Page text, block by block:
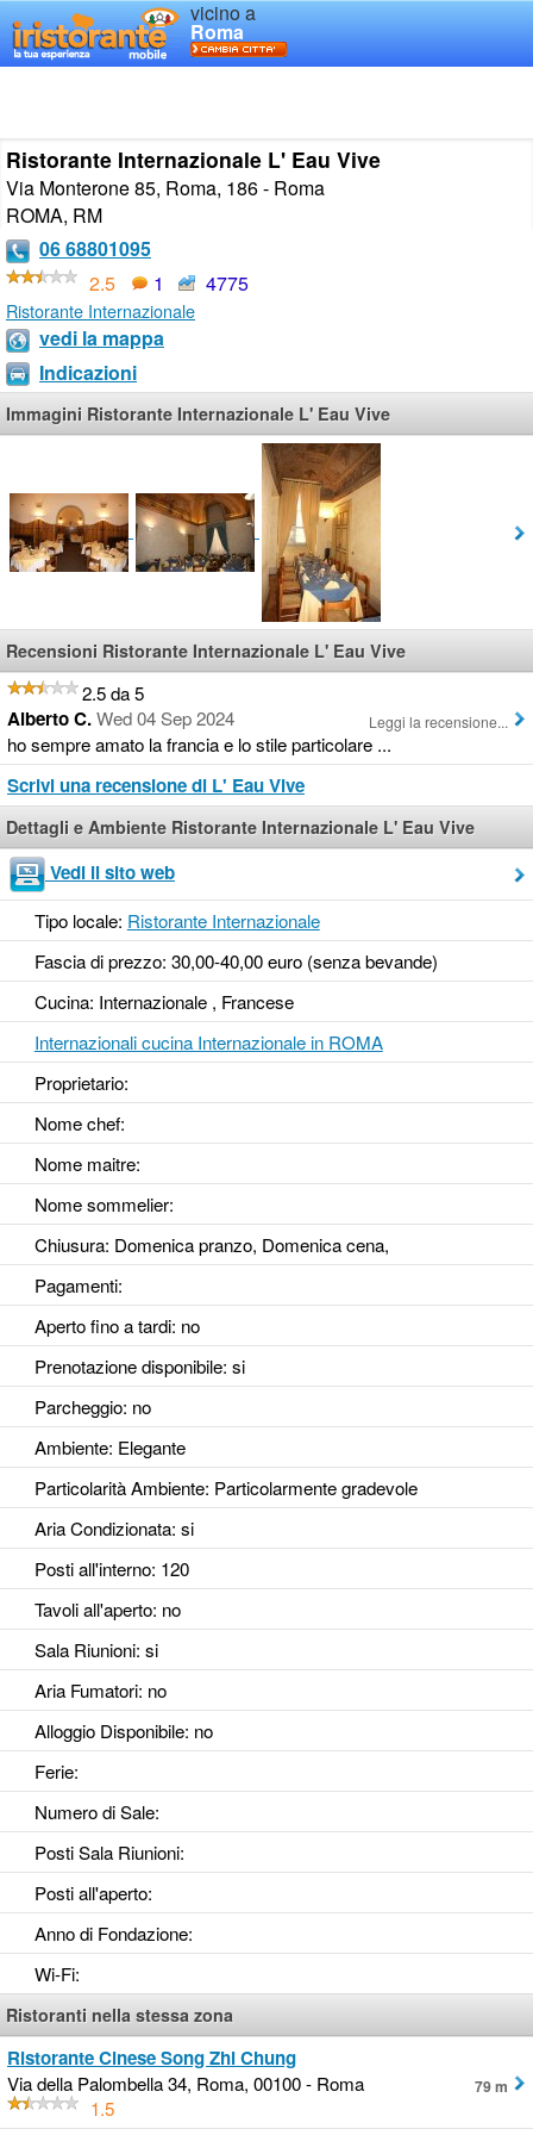
vicino a
Roma
Ristorante Internazionale L' Eau Vive
Via Monterone 85, Roma, 186 - Roma
ROMA, RM
06 68801095
2.5
1 4775
Ristorante Internazionale
vedi la mappa
Indicazioni
Immagini Ristorante Internazionale L' Eau Vive
Recensioni Ristorante Internazionale L' Eau Vive
2.5 da 5
Alberto C.Wed 04 Sep 2024
ho sempre amato la francia e lo stile particolare ...
Leggi la recensione...
Scrivi una recensione di L' Eau Vive
Dettagli e Ambiente Ristorante Internazionale L' Eau Vive
Vedi il sito web
Tipo locale: Ristorante Internazionale
Fascia di prezzo: 30,00-40,00 euro (senza bevande)
Cucina: Internazionale , Francese
Internazionali cucina Internazionale in ROMA
Proprietario:
Nome chef:
Nome maitre:
Nome sommelier:
Chiusura: Domenica pranzo, Domenica cena,
Pagamenti:
Aperto fino a tardi: no
Prenotazione disponibile: si
Parcheggio: no
Ambiente: Elegante
Particolarità Ambiente: Particolarmente gradevole
Aria Condizionata: si
Posti all'interno: 120
Tavoli all'aperto: no
Sala Riunioni: si
Aria Fumatori: no
Alloggio Disponibile: no
Ferie:
Numero di Sale:
Posti Sala Riunioni:
Posti all'aperto:
Anno di Fondazione:
Wi-Fi:
Ristoranti nella stessa zona
Ristorante Cinese Song Zhi Chung
Via della Palombella 34, Roma, 00100 - Roma
1.5
79 m